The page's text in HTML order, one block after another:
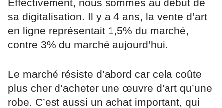
Effectivement, nous sommes au début de
sa digitalisation. Il y a 4 ans, la vente d’art
en ligne représentait 1,5% du marché,
contre 3% du marché aujourd’hui.
Le marché résiste d’abord car cela coûte
plus cher d’acheter une œuvre d’art qu’une
robe. C’est aussi un achat important, qui